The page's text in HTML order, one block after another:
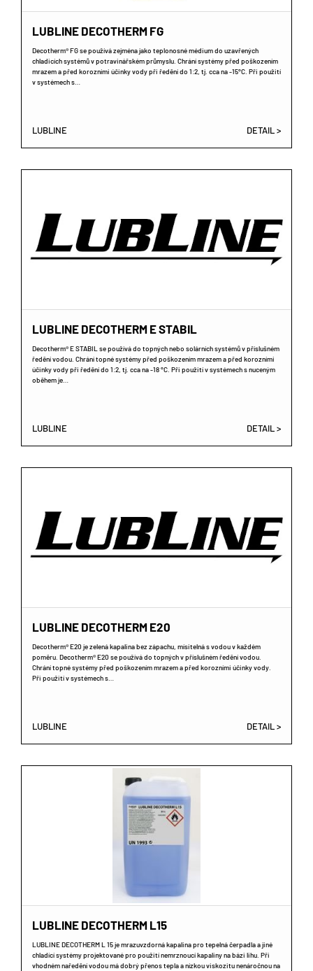
LUBLINE DECOTHERM FG
Decotherm® FG se používá zejména jako teplonosné médium do uzavřených
chladicích systémů v potravinářském průmyslu. Chrání systémy před poškozením
mrazem a před korozními účinky vody při ředění do 1:2, tj. cca na -15°C. Při použití
v systémech s…
LUBLINE DETAIL >
LUBLINE DECOTHERM E STABIL
Decotherm® E STABIL se používá do topných nebo solárních systémů v příslušném
ředění vodou. Chrání topné systémy před poškozením mrazem a před korozními
účinky vody při ředění do 1:2, tj. cca na -18 °C. Při použití v systémech s nuceným
oběhem je…
LUBLINE DETAIL >
LUBLINE DECOTHERM E20
Decotherm® E20 je zelená kapalina bez zápachu, mísitelná s vodou v každém
poměru. Decotherm® E20 se používá do topných v příslušném ředění vodou.
Chrání topné systémy před poškozením mrazem a před korozními účinky vody.
Při použití v systémech s…
LUBLINE DETAIL >
LUBLINE DECOTHERM L15
LUBLINE DECOTHERM L 15 je mrazuvzdorná kapalina pro tepelná čerpadla a jiné
chladící systémy projektované pro použití nemrznoucí kapaliny na bázi lihu. Při
vhodném naředění vodou má dobrý přenos tepla a nízkou viskozitu nenáročnou na